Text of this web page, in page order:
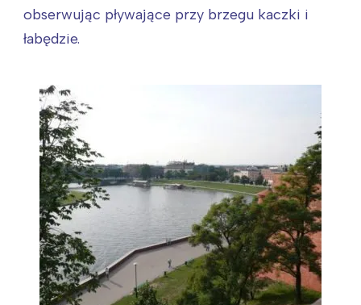
obserwując pływające przy brzegu kaczki i
łabędzie.